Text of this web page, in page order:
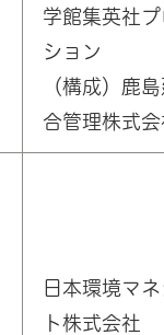
学館集英社プ
ション
（構成）鹿
合管理株式会
日本環境マ
ト株式会社